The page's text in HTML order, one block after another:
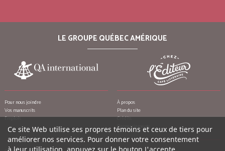
LE GROUPE QUÉBEC AMÉRIQUE
Pour nous joindre
Vos manuscrits
Emplois
À propos
Plan du site
Crédits
Remerciements
Ce site Web utilise ses propres témoins et ceux de tiers pour
améliorer nos services. Pour donner votre consentement